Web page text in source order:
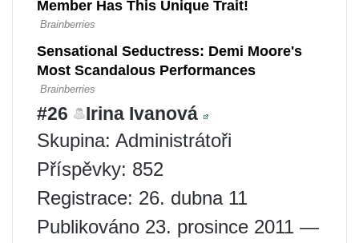
#26 Irina Ivanová
Skupina: Administrátoři
Příspěvky: 852
Registrace: 26. dubna 11
Publikováno 23. prosince 2011 —